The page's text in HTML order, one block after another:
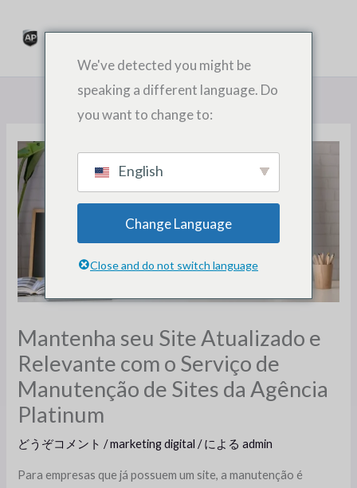
ン
Mantenha seu Site Atualizado e
Relevante com o Serviço de
Manutenção de Sites da Agência
Platinum
どうぞコメント /marketing digital / によるadmin
Para empresas que já possuem um site, a manutenção é
We've detected you might be
speaking a different language. Do
you want to change to:
English
Change Language
Close and do not switch language